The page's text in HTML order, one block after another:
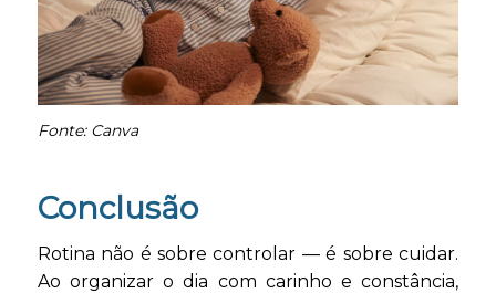
Fonte: Canva
Conclusão
Rotina não é sobre controlar — é sobre cuidar.
Ao organizar o dia com carinho e constância,